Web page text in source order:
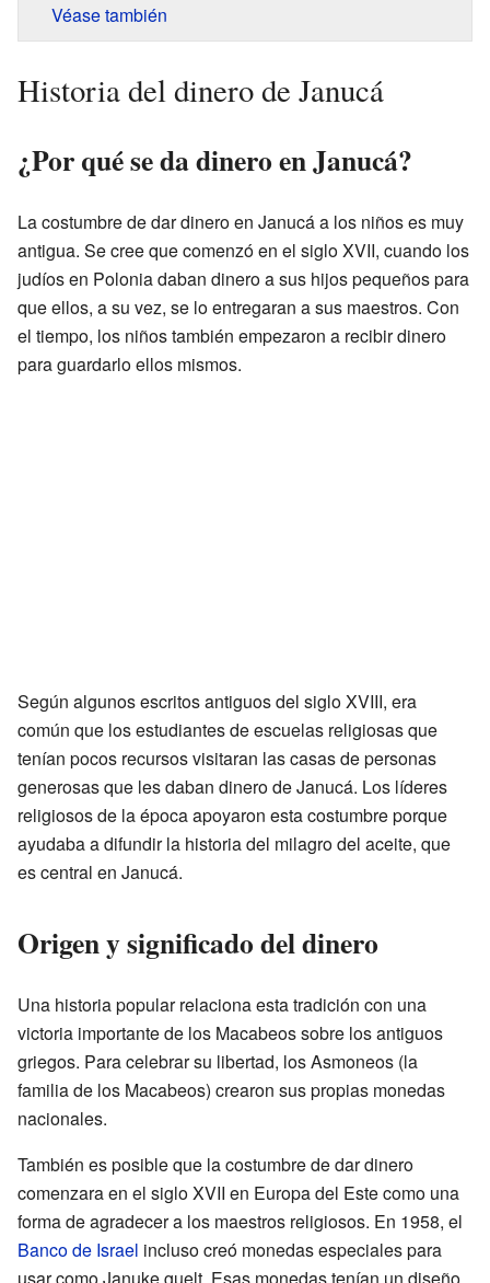
Véase también
Historia del dinero de Janucá
¿Por qué se da dinero en Janucá?
La costumbre de dar dinero en Janucá a los niños es muy
antigua. Se cree que comenzó en el siglo XVII, cuando los
judíos en Polonia daban dinero a sus hijos pequeños para
que ellos, a su vez, se lo entregaran a sus maestros. Con
el tiempo, los niños también empezaron a recibir dinero
para guardarlo ellos mismos.
Según algunos escritos antiguos del siglo XVIII, era
común que los estudiantes de escuelas religiosas que
tenían pocos recursos visitaran las casas de personas
generosas que les daban dinero de Janucá. Los líderes
religiosos de la época apoyaron esta costumbre porque
ayudaba a difundir la historia del milagro del aceite, que
es central en Janucá.
Origen y significado del dinero
Una historia popular relaciona esta tradición con una
victoria importante de los Macabeos sobre los antiguos
griegos. Para celebrar su libertad, los Asmoneos (la
familia de los Macabeos) crearon sus propias monedas
nacionales.
También es posible que la costumbre de dar dinero
comenzara en el siglo XVII en Europa del Este como una
forma de agradecer a los maestros religiosos. En 1958, el
Banco de Israel incluso creó monedas especiales para